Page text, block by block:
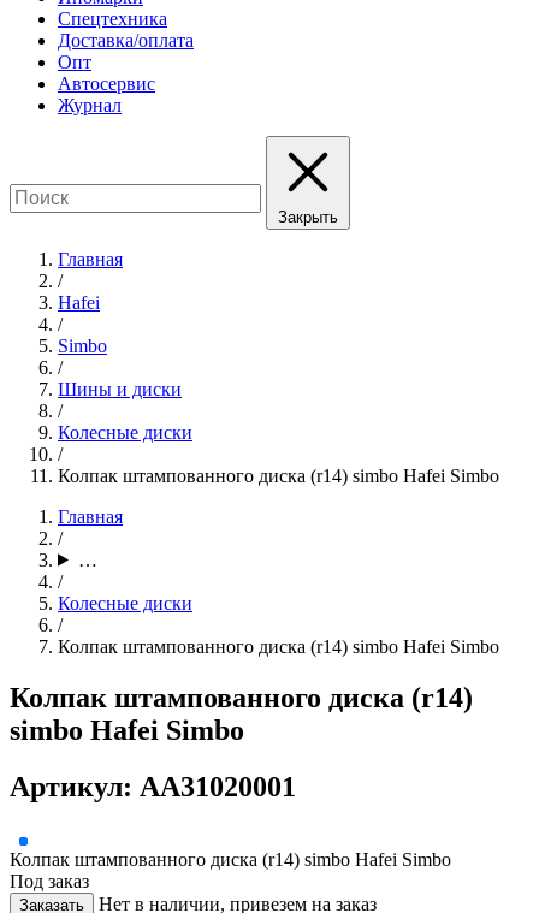
Спецтехника
Доставка/оплата
Опт
Автосервис
Журнал
Закрыть
Главная
/
Hafei
/
Simbo
/
Шины и диски
/
Колесные диски
/
Колпак штампованного диска (r14) simbo Hafei Simbo
Главная
/
…
/
Колесные диски
/
Колпак штампованного диска (r14) simbo Hafei Simbo
Колпак штампованного диска (r14)
simbo Hafei Simbo
Артикул: AA31020001
Колпак штампованного диска (r14) simbo Hafei Simbo
Под заказ
Заказать Нет в наличии, привезем на заказ